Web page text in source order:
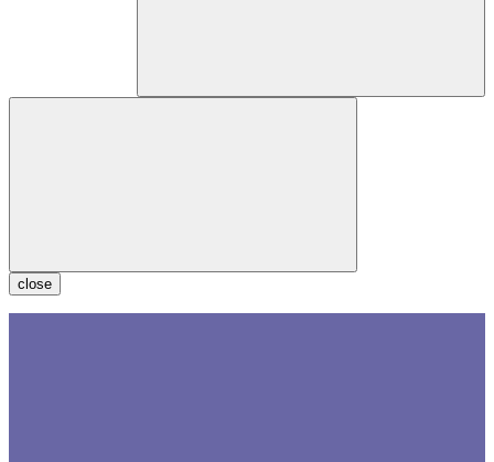
close